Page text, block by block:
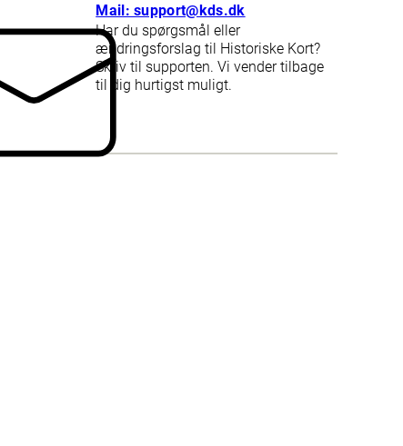
Mail: support@kds.dk
Har du spørgsmål eller
ændringsforslag til Historiske Kort?
Skriv til supporten. Vi vender tilbage
til dig hurtigst muligt.